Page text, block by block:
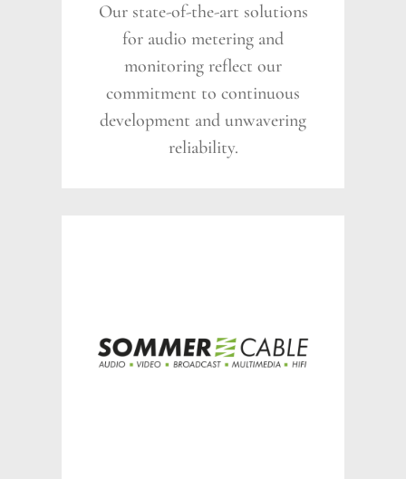
Our state-of-the-art solutions
for audio metering and
monitoring reflect our
commitment to continuous
development and unwavering
reliability.